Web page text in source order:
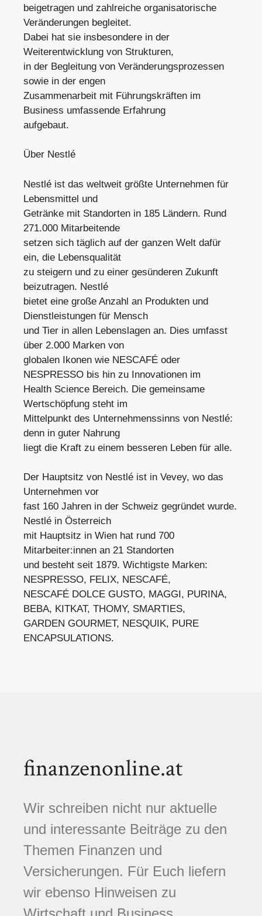
beigetragen und zahlreiche organisatorische
Veränderungen begleitet.
Dabei hat sie insbesondere in der
Weiterentwicklung von Strukturen,
in der Begleitung von Veränderungsprozessen
sowie in der engen
Zusammenarbeit mit Führungskräften im
Business umfassende Erfahrung
aufgebaut.
Über Nestlé
Nestlé ist das weltweit größte Unternehmen für
Lebensmittel und
Getränke mit Standorten in 185 Ländern. Rund
271.000 Mitarbeitende
setzen sich täglich auf der ganzen Welt dafür
ein, die Lebensqualität
zu steigern und zu einer gesünderen Zukunft
beizutragen. Nestlé
bietet eine große Anzahl an Produkten und
Dienstleistungen für Mensch
und Tier in allen Lebenslagen an. Dies umfasst
über 2.000 Marken von
globalen Ikonen wie NESCAFÉ oder
NESPRESSO bis hin zu Innovationen im
Health Science Bereich. Die gemeinsame
Wertschöpfung steht im
Mittelpunkt des Unternehmenssinns von Nestlé:
denn in guter Nahrung
liegt die Kraft zu einem besseren Leben für alle.
Der Hauptsitz von Nestlé ist in Vevey, wo das
Unternehmen vor
fast 160 Jahren in der Schweiz gegründet wurde.
Nestlé in Österreich
mit Hauptsitz in Wien hat rund 700
Mitarbeiter:innen an 21 Standorten
und besteht seit 1879. Wichtigste Marken:
NESPRESSO, FELIX, NESCAFÉ,
NESCAFÉ DOLCE GUSTO, MAGGI, PURINA,
BEBA, KITKAT, THOMY, SMARTIES,
GARDEN GOURMET, NESQUIK, PURE
ENCAPSULATIONS.
finanzenonline.at
Wir schreiben nicht nur aktuelle
und interessante Beiträge zu den
Themen Finanzen und
Versicherungen. Für Euch liefern
wir ebenso Hinweisen zu